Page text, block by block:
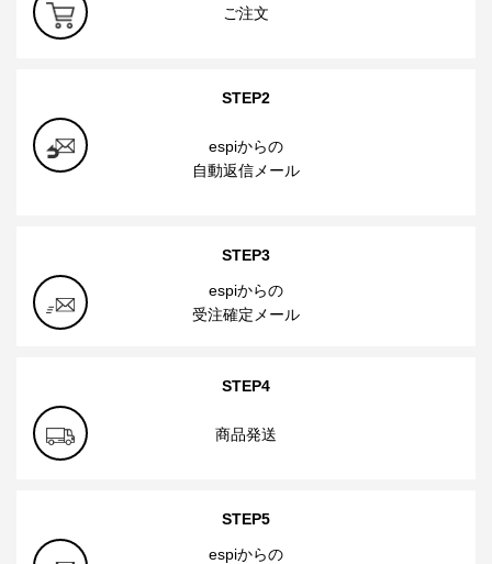
ご注文
STEP2
espiからの
自動返信メール
STEP3
espiからの
受注確定メール
STEP4
商品発送
STEP5
espiからの